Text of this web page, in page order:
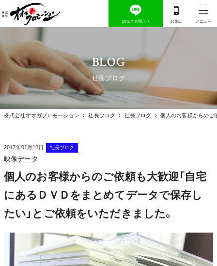
BLOG
社長ブログ
株式会社オオガプロモーション › 社長ブログ › 社長ブログ › 個人のお客様からのご
2017年01月12日 社長ブログ
映像データ
個人のお客様からのご依頼も大歓迎「自宅
にあるＤＶＤをまとめてデータで保存し
たい」とご依頼をいただきました。